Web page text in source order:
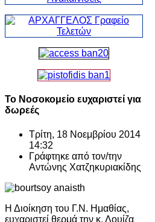
Το Νοσοκομείο ευχαριστεί για
δωρεές
Τρίτη, 18 Νοεμβρίου 2014
14:32
Γράφτηκε από τον/την
Αντώνης Χατζηκυριακίδης
Η Διοίκηση του Γ.Ν. Ημαθίας,
ευχαριστεί θερμά την κ. Λουίζα